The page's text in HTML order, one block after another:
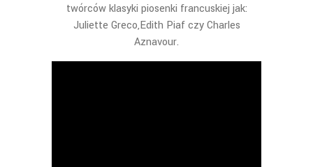
twórców klasyki piosenki francuskiej jak:
Juliette Greco,Edith Piaf czy Charles
Aznavour.